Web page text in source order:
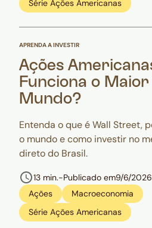
Série Ações Americanas
APRENDA A INVESTIR
Ações
Funciona o
Mundo?
Entenda o que é Wall Street,
o mundo e como investir no
direto do Brasil.
13 min.-Publicado em9/6/2026
Ações
Macroeconomia
Série Ações Americanas